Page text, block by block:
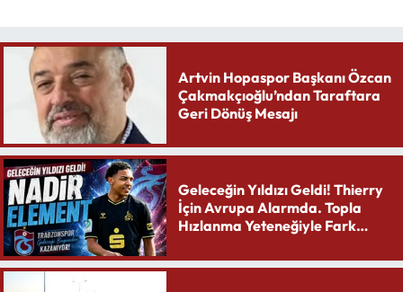
Artvin Hopaspor Başkanı Özcan
Çakmakçıoğlu’ndan Taraftara
Geri Dönüş Mesajı
Geleceğin Yıldızı Geldi! Thierry
İçin Avrupa Alarmda. Topla
Hızlanma Yeteneğiyle Fark